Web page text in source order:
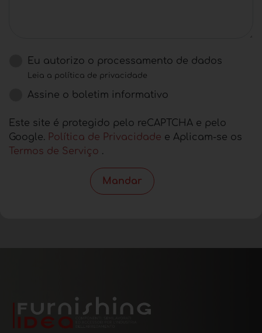
Eu autorizo ​​o processamento de dados
Leia a política de privacidade
Assine o boletim informativo
Este site é protegido pelo reCAPTCHA e pelo
Google. Política de Privacidade e Aplicam-se os
Termos de Serviço .
Mandar